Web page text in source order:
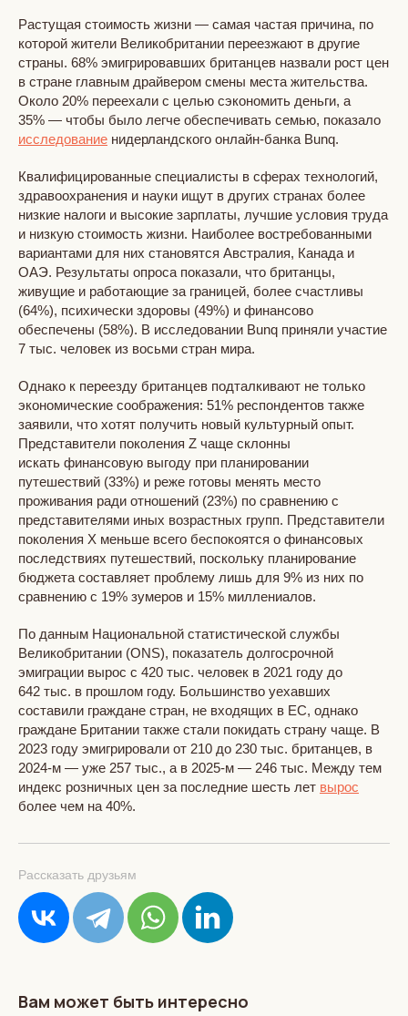
Растущая стоимость жизни — самая частая причина, по
которой жители Великобритании переезжают в другие
страны. 68% эмигрировавших британцев назвали рост цен
в стране главным драйвером смены места жительства.
Около 20% переехали с целью сэкономить деньги, а
35% — чтобы было легче обеспечивать семью, показало
исследование нидерландского онлайн-банка Bunq.
Квалифицированные специалисты в сферах технологий,
здравоохранения и науки ищут в других странах более
низкие налоги и высокие зарплаты, лучшие условия труда
и низкую стоимость жизни. Наиболее востребованными
вариантами для них становятся Австралия, Канада и
ОАЭ. Результаты опроса показали, что британцы,
живущие и работающие за границей, более счастливы
(64%), психически здоровы (49%) и финансово
обеспечены (58%). В исследовании Bunq приняли участие
7 тыс. человек из восьми стран мира.
Однако к переезду британцев подталкивают не только
экономические соображения: 51% респондентов также
заявили, что хотят получить новый культурный опыт.
Представители поколения Z чаще склонны
искать финансовую выгоду при планировании
путешествий (33%) и реже готовы менять место
проживания ради отношений (23%) по сравнению с
представителями иных возрастных групп. Представители
поколения Х меньше всего беспокоятся о финансовых
последствиях путешествий, поскольку планирование
бюджета составляет проблему лишь для 9% из них по
сравнению с 19% зумеров и 15% миллениалов.
По данным Национальной статистической службы
Великобритании (ONS), показатель долгосрочной
эмиграции вырос с 420 тыс. человек в 2021 году до
642 тыс. в прошлом году. Большинство уехавших
составили граждане стран, не входящих в ЕС, однако
граждане Британии также стали покидать страну чаще. В
2023 году эмигрировали от 210 до 230 тыс. британцев, в
2024‑м — уже 257 тыс., а в 2025‑м — 246 тыс. Между тем
индекс розничных цен за последние шесть лет вырос
более чем на 40%.
Рассказать друзьям
Вам может быть интересно